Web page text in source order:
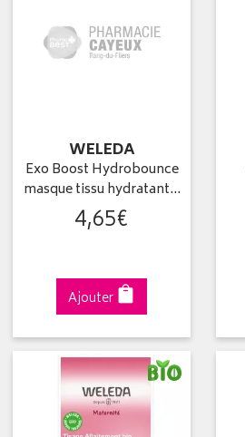
WELEDA
Exo Boost Hydrobounce
masque tissu hydratant…
4,65€
Ajouter